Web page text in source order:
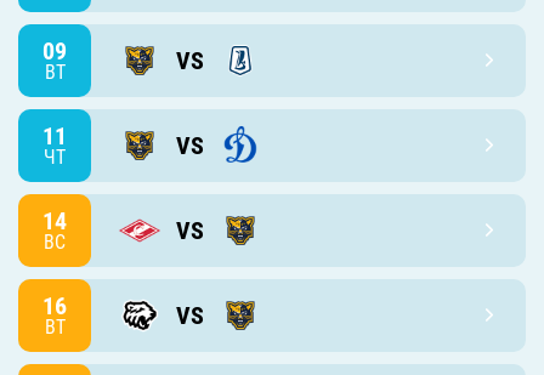
09
ВТ VS
11
ЧТ VS
14
ВС VS
16
ВТ VS